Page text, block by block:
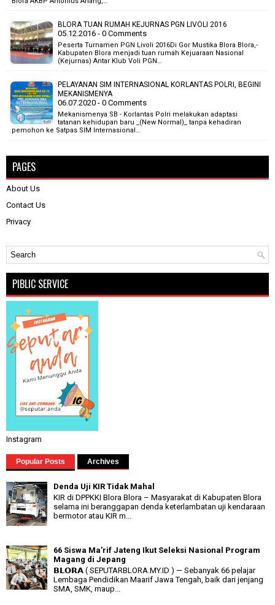
BLORA TUAN RUMAH KEJURNAS PGN LIVOLI 2016
05.12.2016 - 0 Comments
Peserta Turnamen PGN Livoli 2016Di Gor Mustika Blora Blora,-
Kabupaten Blora menjadi tuan rumah Kejuaraan Nasional
(Kejurnas) Antar Klub Voli PGN…
PELAYANAN SIM INTERNASIONAL KORLANTAS POLRI, BEGINI
MEKANISMENYA
06.07.2020 - 0 Comments
Mekanismenya SB - Korlantas Polri melakukan adaptasi
tatanan kehidupan baru _(New Normal)_ tanpa kehadiran
pemohon ke Satpas SIM Internasional…
PAGES
About Us
Contact Us
Privacy
PIBLIC SERVICE
Instagram
Popular Posts Archives
Denda Uji KIR Tidak Mahal
KIR di DPPKKI Blora Blora – Masyarakat di Kabupaten Blora
selama ini beranggapan denda keterlambatan uji kendaraan
bermotor atau KIR m...
66 Siswa Ma’rif Jateng Ikut Seleksi Nasional Program
Magang di Jepang
𝗕𝗟𝗢𝗥𝗔 ( SEPUTARBLORA.MY.ID ) — Sebanyak 66 pelajar
Lembaga Pendidikan Maarif Jawa Tengah, baik dari jenjang
SMA, SMK, maup...